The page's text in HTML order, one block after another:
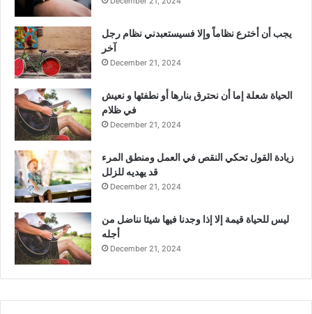
يجب أن أخترع نظاماً وإلا فسيستعبدني نظام رجل
آخر
December 21, 2024
الحياة شعلة إما أن نحترق بنارها أو نطفئها و نعيش
في ظلام
December 21, 2024
زيادة القول تحكي النقص في العمل ومنطق المرء
قد يهديه للزلل
December 21, 2024
ليس للحياة قيمة إلا إذا وجدنا فيها شيئا نناضل من
أجله
December 21, 2024